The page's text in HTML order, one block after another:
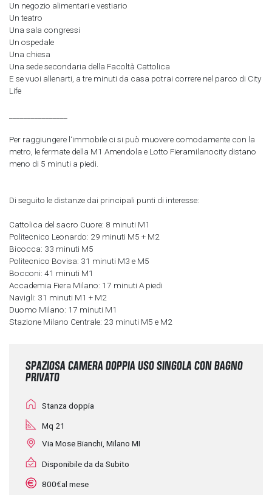
Un negozio alimentari e vestiario
Un teatro
Una sala congressi
Un ospedale
Una chiesa
Una sede secondaria della Facoltà Cattolica
E se vuoi allenarti, a tre minuti da casa potrai correre nel parco di City
Life
Per raggiungere l‘immobile ci si può muovere comodamente con la
metro, le fermate della M1 Amendola e Lotto Fieramilanocity distano
meno di 5 minuti a piedi.
Di seguito le distanze dai principali punti di interesse:
Cattolica del sacro Cuore: 8 minuti M1
Politecnico Leonardo: 29 minuti M5 + M2
Bicocca: 33 minuti M5
Politecnico Bovisa: 31 minuti M3 e M5
Bocconi: 41 minuti M1
Accademia Fiera Milano: 17 minuti A piedi
Navigli: 31 minuti M1 + M2
Duomo Milano: 17 minuti M1
Stazione Milano Centrale: 23 minuti M5 e M2
SPAZIOSA CAMERA DOPPIA USO SINGOLA CON BAGNO
PRIVATO
Stanza doppia
Mq 21
Via Mose Bianchi, Milano MI
Disponibile da da Subito
800€al mese